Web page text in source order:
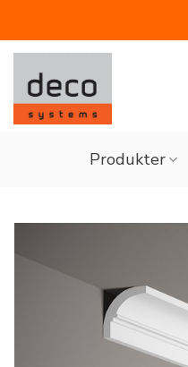
Skip
content
Produkter